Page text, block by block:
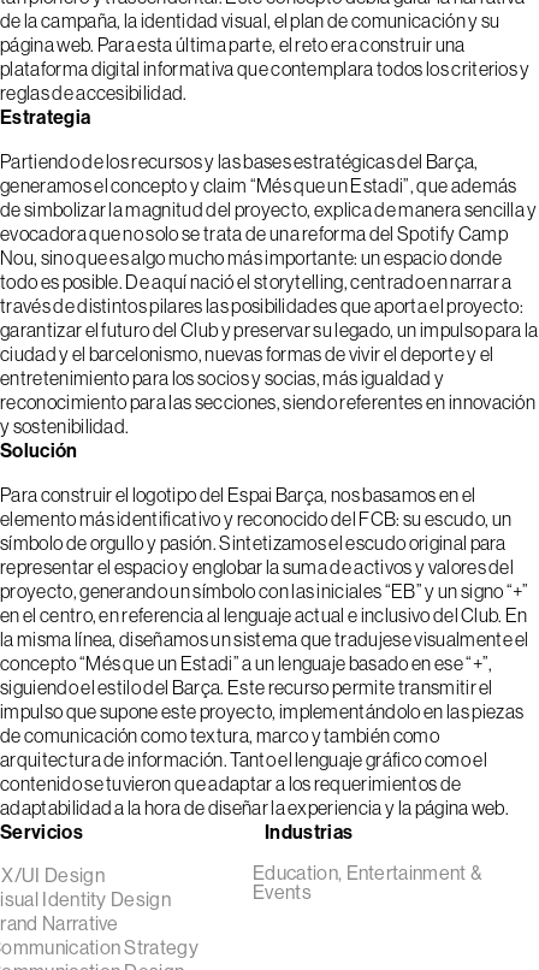
Servicios
UI Design
Identity Design
Narrative
Strategy
Industrias
Education, Entertainment &
Events
de la campaña, la identidad visual, el plan de comunicación y su
página web. Para esta última parte, el reto era construir una
plataforma digital informativa que contemplara todos los criterios y
reglas de accesibilidad.
Estrategia
Partiendo de los recursos y las bases estratégicas del Barça,
generamos el concepto y claim “Més que un Estadi”, que además
de simbolizar la magnitud del proyecto, explica de manera sencilla y
evocadora que no solo se trata de una reforma del Spotify Camp
Nou, sino que es algo mucho más importante: un espacio donde
todo es posible. De aquí nació el storytelling, centrado en narrar a
través de distintos pilares las posibilidades que aporta el proyecto:
garantizar el futuro del Club y preservar su legado, un impulso para la
ciudad y el barcelonismo, nuevas formas de vivir el deporte y el
entretenimiento para los socios y socias, más igualdad y
reconocimiento para las secciones, siendo referentes en innovación
y sostenibilidad.
Solución
Para construir el logotipo del Espai Barça, nos basamos en el
elemento más identificativo y reconocido del FCB: su escudo, un
símbolo de orgullo y pasión. Sintetizamos el escudo original para
representar el espacio y englobar la suma de activos y valores del
proyecto, generando un símbolo con las iniciales “EB” y un signo “+”
en el centro, en referencia al lenguaje actual e inclusivo del Club. En
la misma línea, diseñamos un sistema que tradujese visualmente el
concepto “Més que un Estadi” a un lenguaje basado en ese “+”,
siguiendo el estilo del Barça. Este recurso permite transmitir el
impulso que supone este proyecto, implementándolo en las piezas
de comunicación como textura, marco y también como
arquitectura de información. Tanto el lenguaje gráfico como el
contenido se tuvieron que adaptar a los requerimientos de
adaptabilidad a la hora de diseñar la experiencia y la página web.